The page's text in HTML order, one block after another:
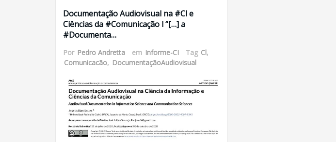
Documentação Audiovisual na #Cl e
Ciências da #Comunicação l “[…] a
#Documenta…
Por Pedro Andretta em Informe-CI Tag Cl,
Comunicacão, DocumentaçãoAudiovisual